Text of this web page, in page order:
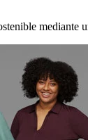
mediante